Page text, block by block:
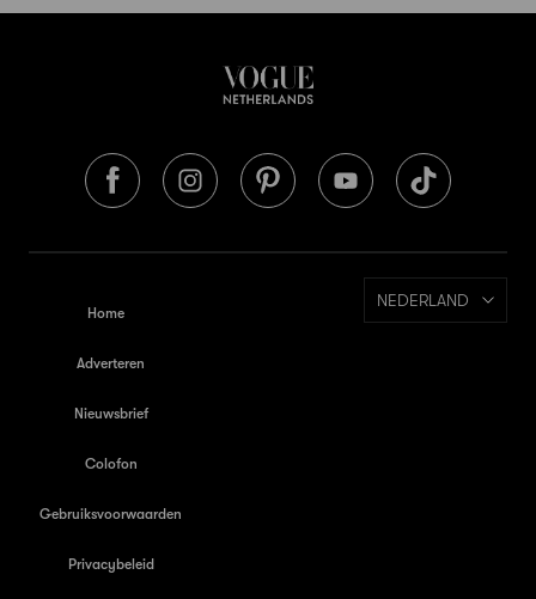
Home
Adverteren
Nieuwsbrief
Colofon
Gebruiksvoorwaarden
Privacybeleid
NEDERLAND